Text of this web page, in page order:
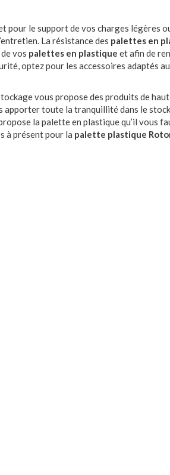
le support de vos charges légères
La résistance des palettes en
vos palettes en plastique et afin de
optez pour les accessoires adaptés
vous propose des produits de
apporter toute la tranquillité dans le
la palette en plastique qu’il vous
à présent pour la palette plastique